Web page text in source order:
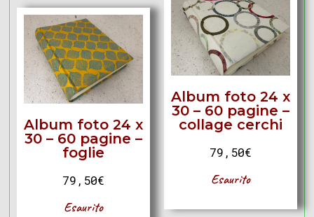
Album foto 24 x
30 – 60 pagine –
collage cerchi
79,50€
Esaurito
Album foto 24 x
30 – 60 pagine –
foglie
79,50€
Esaurito